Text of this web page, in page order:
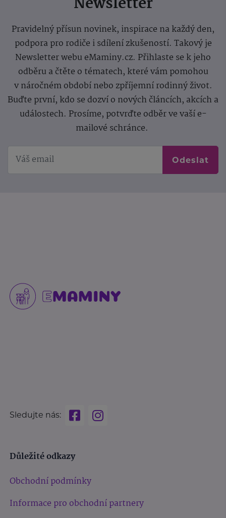
Pravidelný přísun novinek, inspirace na každý den,
podpora pro rodiče i sdílení zkušeností. Takový je
Newsletter webu eMaminy.cz. Přihlaste se k jeho
odběru a čtěte o tématech, které vám pomohou
v náročném období nebo zpříjemní rodinný život.
Buďte první, kdo se dozví o nových článcích, akcích a
událostech. Prosíme, potvrďte odběr ve vaší e-
mailové schránce.
Odeslat
Sledujte nás:
Důležité odkazy
Obchodní podmínky
Informace pro obchodní partnery